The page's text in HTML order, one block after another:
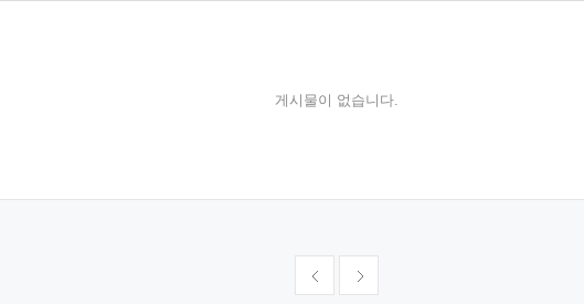
게시물이 없습니다.